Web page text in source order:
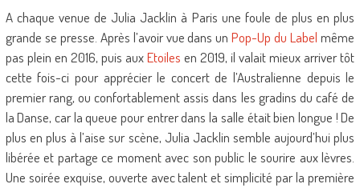
A chaque venue de Julia Jacklin à Paris une foule de plus en plus
grande se presse. Après l’avoir vue dans unPop-Up du Label même
pas plein en 2016, puis auxEtoiles en 2019, il valait mieux arriver tôt
cette fois-ci pour apprécier le concert de l’Australienne depuis le
premier rang, ou confortablement assis dans les gradins du café de
la Danse, car la queue pour entrer dans la salle était bien longue ! De
plus en plus à l’aise sur scène, Julia Jacklin semble aujourd’hui plus
libérée et partage ce moment avec son public le sourire aux lèvres.
Une soirée exquise, ouverte avec talent et simplicité par la première